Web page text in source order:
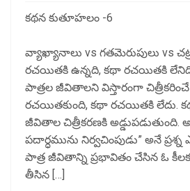
కథన కుతూహలం -6
– అనిల్
వ్యాఖ్యానాలు vs గతమెరుపులు vs
రచయితకి ఉన్నది, కథా రచయితకి
పాత్రల జీవితాలని విస్తారంగా
రచయితకుంది, కథా రచయితకి లేదు.
జీవితాల చిత్రీకరణకి అడ్డుపడుతుంది.
పదార్ధమును నిర్వచింపుడు” అనే ప్రశ్న
పాత్ర జీవితాన్ని ప్రభావితం చేసిన ఓ
తీసిన […]